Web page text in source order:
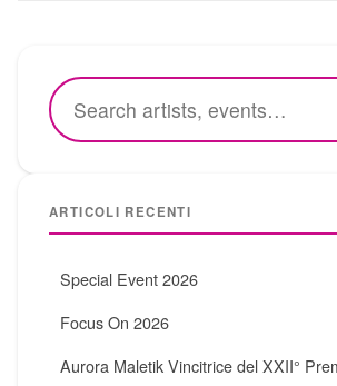
ARTICOLI RECENTI
Special Event 2026
Focus On 2026
Aurora Maletik Vincitrice del XXII°